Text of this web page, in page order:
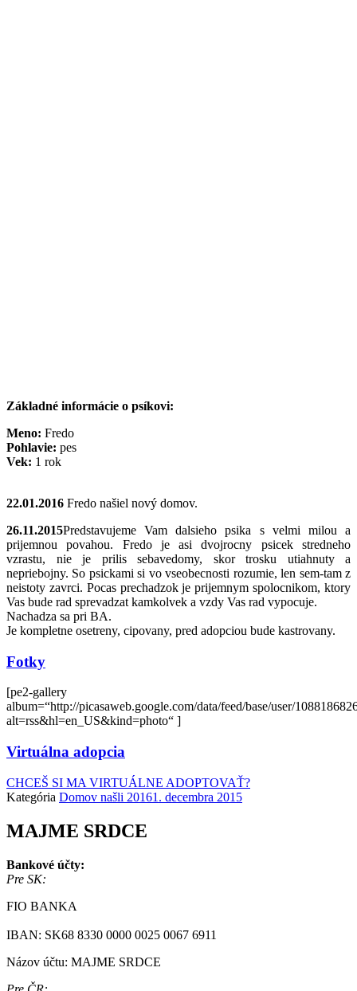
Základné informácie o psíkovi:
Meno: Fredo
Pohlavie: pes
Vek: 1 rok
22.01.2016 Fredo našiel nový domov.
26.11.2015Predstavujeme Vam dalsieho psika s velmi milou a
prijemnou povahou. Fredo je asi dvojrocny psicek stredneho
vzrastu, nie je prilis sebavedomy, skor trosku utiahnuty a
nepriebojny. So psickami si vo vseobecnosti rozumie, len sem-tam z
neistoty zavrci. Pocas prechadzok je prijemnym spolocnikom, ktory
Vas bude rad sprevadzat kamkolvek a vzdy Vas rad vypocuje.
Nachadza sa pri BA.
Je kompletne osetreny, cipovany, pred adopciou bude kastrovany.
Fotky
[pe2-gallery
album=“http://picasaweb.google.com/data/feed/base/user/
alt=rss&hl=en_US&kind=photo“ ]
Virtuálna adopcia
CHCEŠ SI MA VIRTUÁLNE ADOPTOVAŤ?
Kategória Domov našli 20161. decembra 2015
MAJME SRDCE
Bankové účty:
Pre SK:
FIO BANKA
IBAN: SK68 8330 0000 0025 0067 6911
Názov účtu: MAJME SRDCE